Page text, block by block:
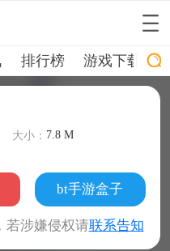
排行榜 游戏下载
大小： 7.8 M
bt手游盒子
若涉嫌侵权请联系告知